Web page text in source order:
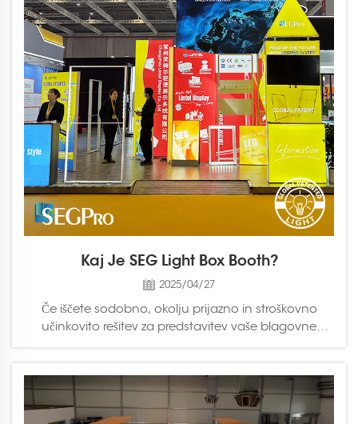
Kaj Je SEG Light Box Booth?
2025/04/27
Če iščete sodobno, okolju prijazno in stroškovno
učinkovito rešitev za predstavitev vaše blagovne
kar potrebujete. Kaj je SEG Light Box B?